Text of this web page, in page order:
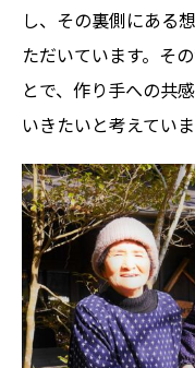
し、その裏側にある
ただいています。そ
とで、作り手への共
いきたいと考えていま